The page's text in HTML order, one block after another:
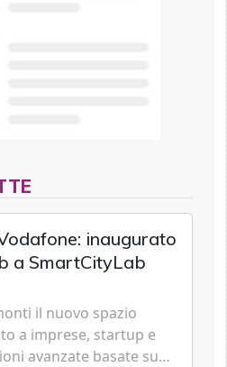
inaugurato
a SmartCityLab
il nuovo spazio
a imprese, startup e
avanzate basate su